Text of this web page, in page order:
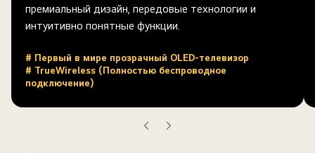
премиальный дизайн, передовые технологии и
интуитивно понятные функции.
# Первый в мире прозрачный OLED-телевизор
# TrueWireless (Полностью беспроводное
подключение)
Prev
Next